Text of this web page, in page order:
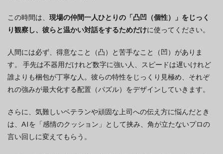
この時間は、 現場の仲間一人ひとりの「凸凹（個性）」をじっく
り観察し、彼らと温かい対話をするためだけに使ってください。
人間には必ず、得意なこと（凸）と苦手なこと（凹）がありま
す。 手先は不器用だけれど数字に強い人、スピードは遅いけれど
誰よりも梱包が丁寧な人。彼らの特性をじっくり見極め、それぞ
れの強みが最大化する配置（パズル）をデザインしていきます。
さらに、気難しいベテランや頑固な上司への伝え方に悩んだとき
は、AIを「感情のクッション」として挟み、角が立たないプロの
言い回しに変えてもらう。